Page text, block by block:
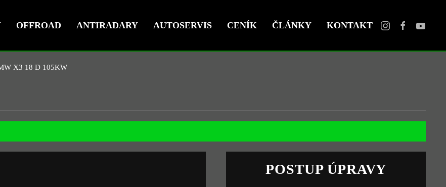
OFFROAD ANTIRADARY AUTOSERVIS CENÍK ČLÁNKY KONTAKT
X3 18 D 105KW
POSTUP ÚPRAVY